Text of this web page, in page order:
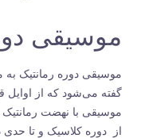
موسیقی
موسیقی دوره رمانتیک
گفته می‌شود که از اوایل
موسیقی با نهضت
از دوره کلاسیک و تا حدی